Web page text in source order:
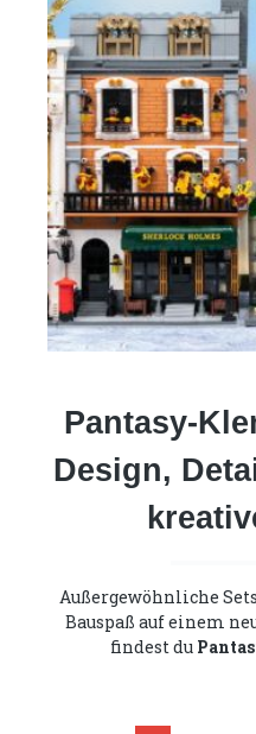
Pantasy-
Design,
Außergewöhnliche
Bauspaß auf einem
findest du